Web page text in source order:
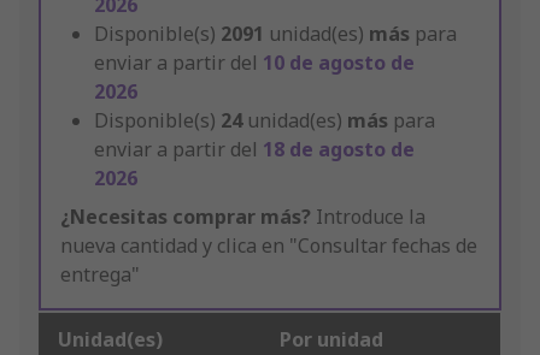
2026
Disponible(s) 2091 unidad(es) más para
enviar a partir del 10 de agosto de
2026
Disponible(s) 24 unidad(es) más para
enviar a partir del 18 de agosto de
2026
¿Necesitas comprar más? Introduce la
nueva cantidad y clica en "Consultar fechas de
entrega"
Unidad(es) Por unidad